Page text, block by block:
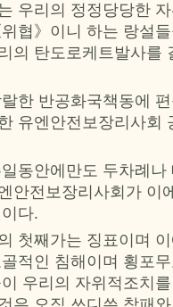
우리의 정정당당한
위협》이니 하는 랑설
의 탄도로케트발사를
한 반공화국책동에
유엔안전보장리사회
동안에만도 두차례
안전보장리사회가 이
다.
첫째가는 징표이며
적인 침해이며 횡포
우리의 자위적조치